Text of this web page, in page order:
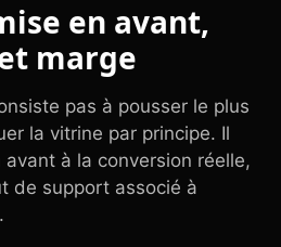
en avant,
marge
pas à pousser le plus
la vitrine par principe. Il
à la conversion réelle,
de support associé à